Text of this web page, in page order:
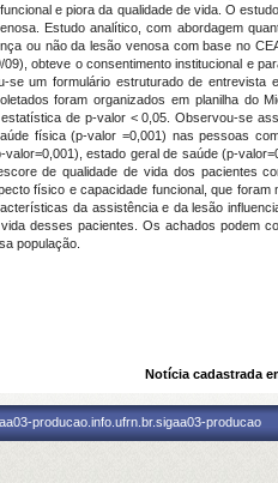
e piora da qualidade de vida. O
Estudo analítico, com abordagem
ou não da lesão venosa com base no
obteve o consentimento institucional e
um formulário estruturado de entrevista
foram organizados em planilha do
de p-valor < 0,05. Observou-se
física (p-valor =0,001) nas pessoas
estado geral de saúde (p-
de qualidade de vida dos pacientes
físico e capacidade funcional, que foram
da assistência e da lesão
desses pacientes. Os achados podem
população.
Notícia cadastrada
producao.info.ufrn.br.sigaa03-producao